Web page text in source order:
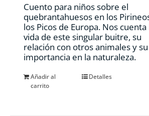
Cuento para niños sobre el
quebrantahuesos en los
los Picos de Europa. Nos cuenta
vida de este singular buitre, su
relación con otros animales y su
importancia en la naturaleza.
Añadir al
carrito
Detalles